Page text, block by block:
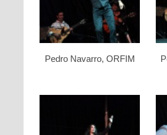
Pedro Navarro, ORFIM